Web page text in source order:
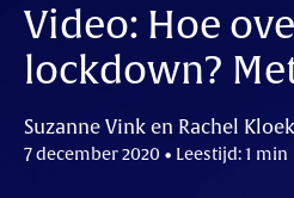
Video: Hoe
lockdown?
Suzanne Vink en Rachel Kloek
7 december 2020 • Leestijd: 1 min